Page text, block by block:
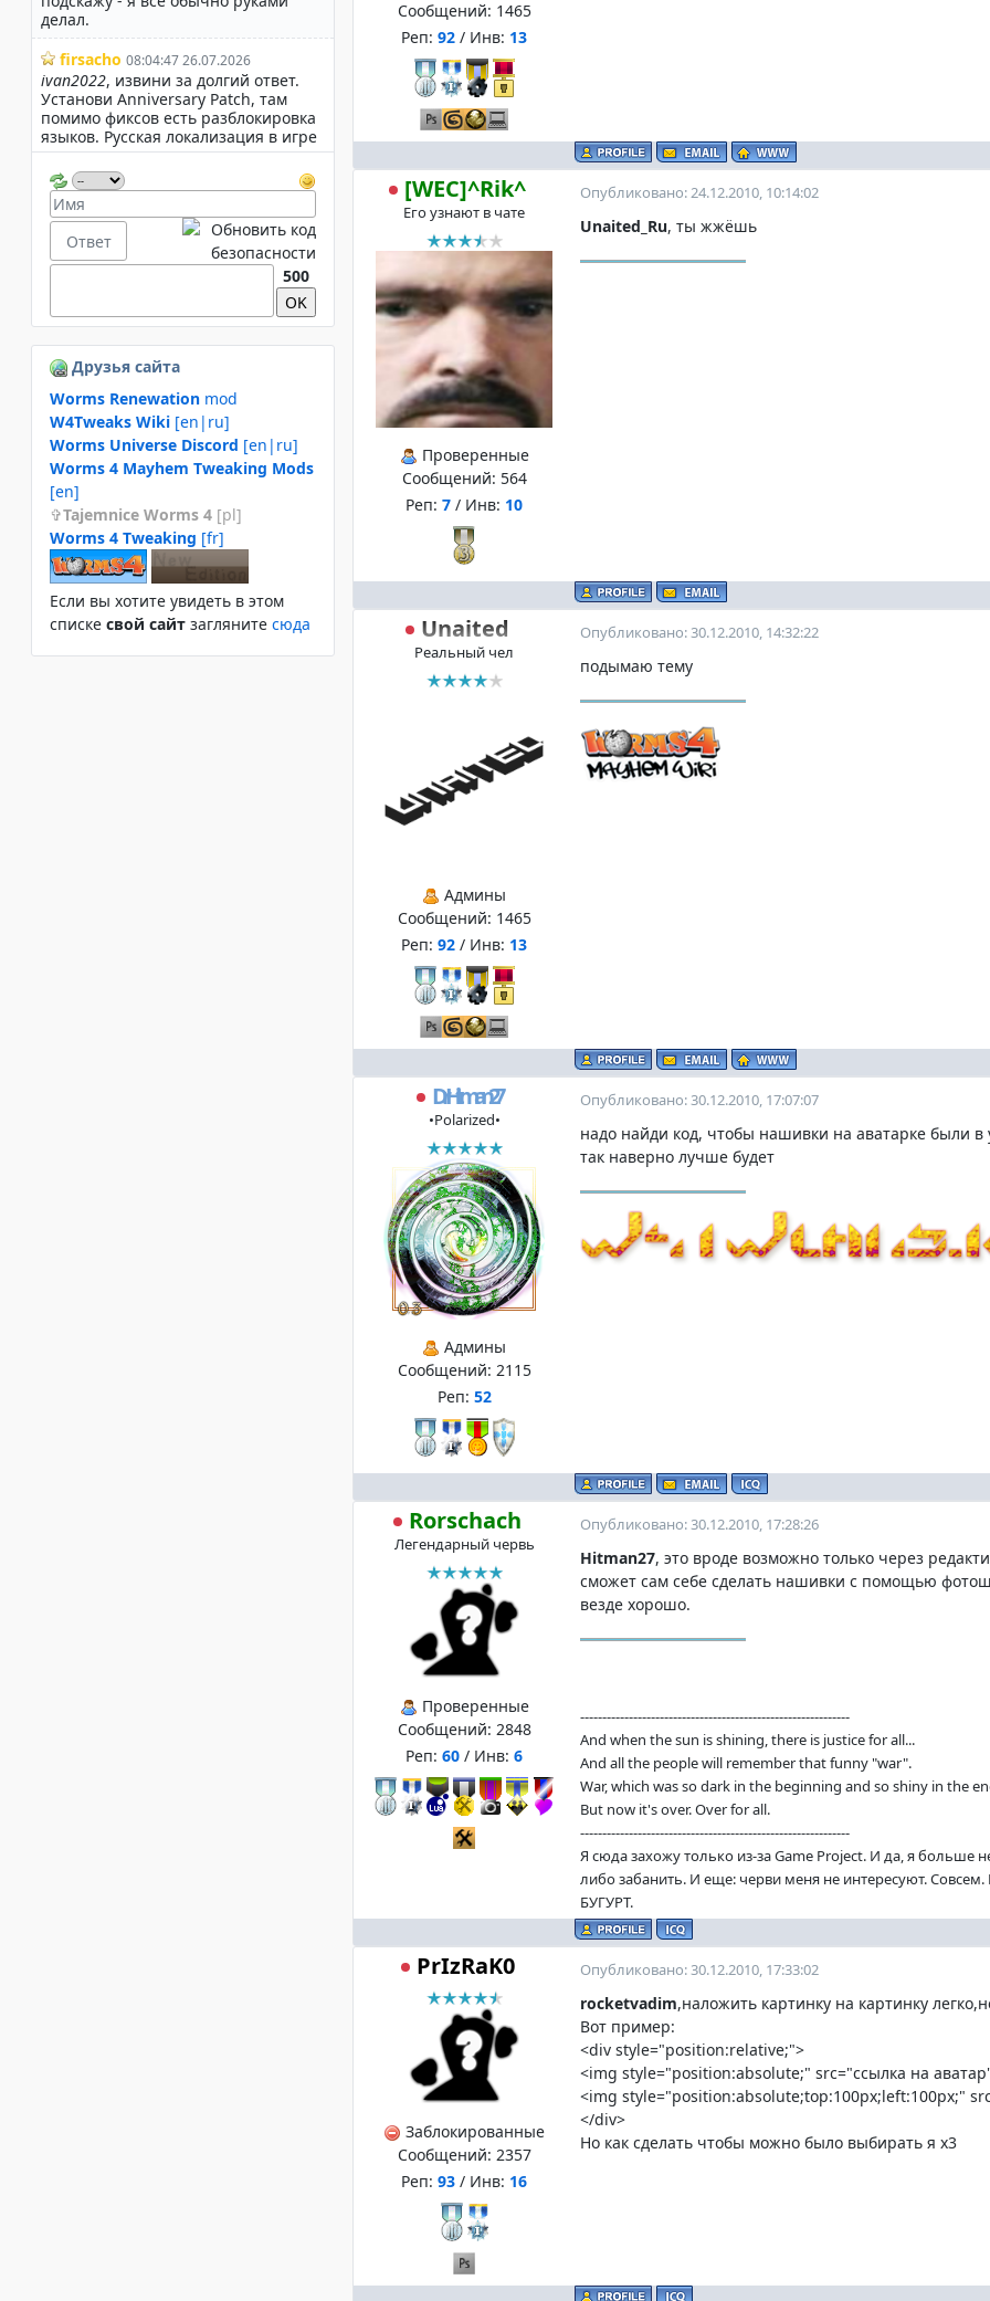
Сообщений: 1465
Реп: 92 / Инв: 13
[WEC]^Rik^
Его узнают в чате
Проверенные
Сообщений: 564
Реп: 7 / Инв: 10
Опубликовано: 24.12.2010, 10:14:02
Unaited_Ru, ты жжёшь
Unaited
Реальный чел
Админы
Сообщений: 1465
Реп: 92 / Инв: 13
Опубликовано: 30.12.2010, 14:32:22
подымаю тему
DrHitman27
•Polarized•
Админы
Сообщений: 2115
Реп: 52
Опубликовано: 30.12.2010, 17:07:07
надо найди код, чтобы нашивки на аватарке были в
так наверно лучше будет
Rorschach
Легендарный червь
Проверенные
Сообщений: 2848
Реп: 60 / Инв: 6
Опубликовано: 30.12.2010, 17:28:26
Hitman27, это вроде возможно только через
сможет сам себе сделать нашивки с помощью
везде хорошо.
-------------------------------------------------------------
And when the sun is shining, there is justice for all...
And all the people will remember that funny "war".
War, which was so dark in the beginning and so shiny in the
But now it's over. Over for all.
-------------------------------------------------------------
Я сюда захожу только из-за Game Project. И да, я больше
либо забанить. И еще: черви меня не интересуют.
БУГУРТ.
PrIzRaK0
Заблокированные
Сообщений: 2357
Реп: 93 / Инв: 16
Опубликовано: 30.12.2010, 17:33:02
rocketvadim,наложить картинку на картинку
Вот пример:
<div style="position:relative;">
<img style="position:absolute;" src="ссылка на
<img style="position:absolute;top:100px;left:100px;"
</div>
Но как сделать чтобы можно было выбирать я х3
500
Друзья сайта
Worms Renewation mod
W4Tweaks Wiki [en|ru]
Worms Universe Discord [en|ru]
Worms 4 Mayhem Tweaking Mods
[en]
Tajemnice Worms 4 [pl]
Worms 4 Tweaking [fr]
Если вы хотите увидеть в этом
спиcке свой сайт загляните сюда